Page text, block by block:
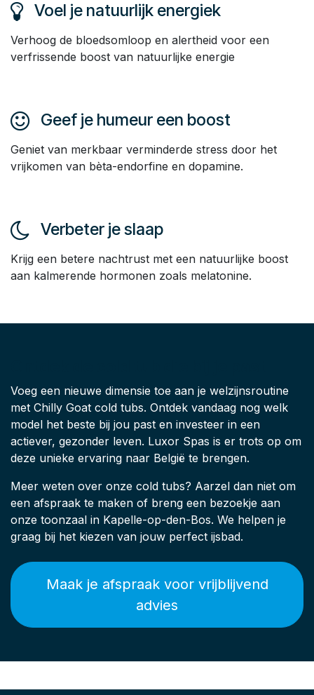
Voel je natuurlijk energiek
Verhoog de bloedsomloop en alertheid voor een
verfrissende boost van natuurlijke energie
Geef je humeur een boost
Geniet van merkbaar verminderde stress door het
vrijkomen van bèta-endorfine en dopamine.
Verbeter je slaap
Krijg een betere nachtrust met een natuurlijke boost
aan kalmerende hormonen zoals melatonine.
Voeg een nieuwe dimensie toe aan je welzijnsroutine
met Chilly Goat cold tubs. Ontdek vandaag nog welk
model het beste bij jou past en investeer in een
actiever, gezonder leven. Luxor Spas is er trots op om
deze unieke ervaring naar België te brengen.
Meer weten over onze cold tubs? Aarzel dan niet om
een afspraak te maken of breng een bezoekje aan
onze toonzaal in Kapelle-op-den-Bos. We helpen je
graag bij het kiezen van jouw perfect ijsbad.
Maak je afspraak voor vrijblijvend
advies